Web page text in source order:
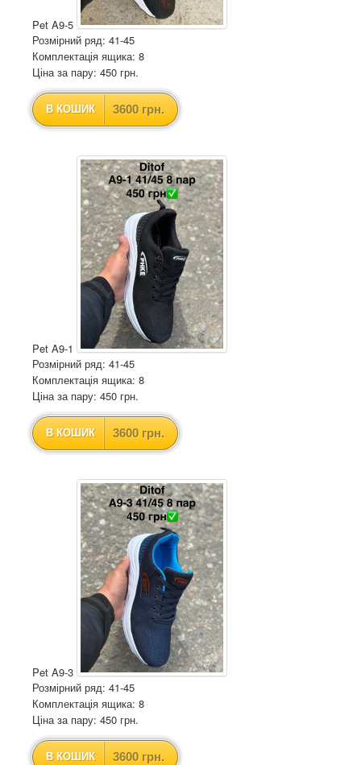
Pet A9-5
Розмірний ряд: 41-45
Комплектація ящика: 8
Ціна за пару: 450 грн.
В КОШИК 3600 грн.
Pet A9-1
Розмірний ряд: 41-45
Комплектація ящика: 8
Ціна за пару: 450 грн.
В КОШИК 3600 грн.
Pet A9-3
Розмірний ряд: 41-45
Комплектація ящика: 8
Ціна за пару: 450 грн.
В КОШИК 3600 грн.